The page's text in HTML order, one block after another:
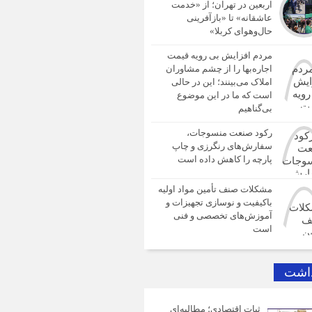
اربعین در تهران؛ از «خدمت
عاشقانه» تا «بازآفرینی
حال‌وهوای کربلا»
مردم افزایش بی رویه قیمت
اجاره‌بها را از چشم مشاوران
املاک می‌بینند؛ این در حالی
است که ما در این موضوع
بی‌گناهیم
رکود صنعت منسوجات،
سفارش‌های رنگرزی و چاپ
پارچه را کاهش داده است
مشکلات صنف تأمین مواد اولیه
باکیفیت و نوسازی تجهیزات و
آموزش‌های تخصصی و فنی
است
ثبات اقتصادی؛ مطالبه‌ای